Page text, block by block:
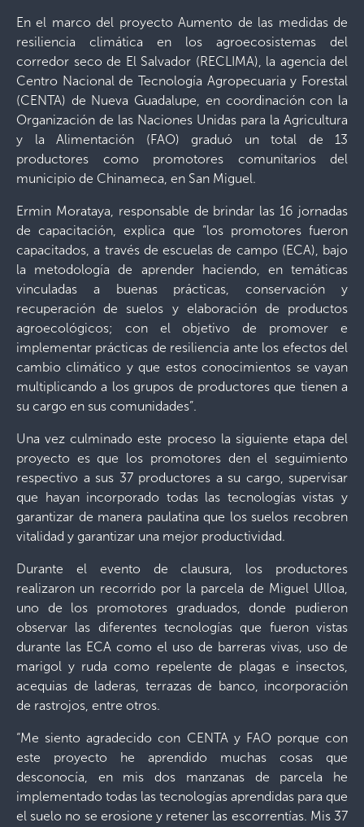
En el marco del proyecto Aumento de las medidas de
resiliencia climática en los agroecosistemas del
corredor seco de El Salvador (RECLIMA), la agencia del
Centro Nacional de Tecnología Agropecuaria y Forestal
(CENTA) de Nueva Guadalupe, en coordinación con la
Organización de las Naciones Unidas para la Agricultura
y la Alimentación (FAO) graduó un total de 13
productores como promotores comunitarios del
municipio de Chinameca, en San Miguel.
Ermin Morataya, responsable de brindar las 16 jornadas
de capacitación, explica que “los promotores fueron
capacitados, a través de escuelas de campo (ECA), bajo
la metodología de aprender haciendo, en temáticas
vinculadas a buenas prácticas, conservación y
recuperación de suelos y elaboración de productos
agroecológicos; con el objetivo de promover e
implementar prácticas de resiliencia ante los efectos del
cambio climático y que estos conocimientos se vayan
multiplicando a los grupos de productores que tienen a
su cargo en sus comunidades”.
Una vez culminado este proceso la siguiente etapa del
proyecto es que los promotores den el seguimiento
respectivo a sus 37 productores a su cargo, supervisar
que hayan incorporado todas las tecnologías vistas y
garantizar de manera paulatina que los suelos recobren
vitalidad y garantizar una mejor productividad.
Durante el evento de clausura, los productores
realizaron un recorrido por la parcela de Miguel Ulloa,
uno de los promotores graduados, donde pudieron
observar las diferentes tecnologías que fueron vistas
durante las ECA como el uso de barreras vivas, uso de
marigol y ruda como repelente de plagas e insectos,
acequias de laderas, terrazas de banco, incorporación
de rastrojos, entre otros.
“Me siento agradecido con CENTA y FAO porque con
este proyecto he aprendido muchas cosas que
desconocía, en mis dos manzanas de parcela he
implementado todas las tecnologías aprendidas para que
el suelo no se erosione y retener las escorrentías. Mis 37